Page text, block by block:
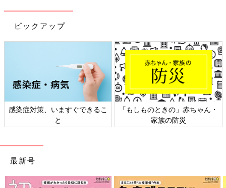
ピックアップ
感染症対策、いますぐできるこ
と
「もしものときの」赤ちゃん・
家族の防災
最新号